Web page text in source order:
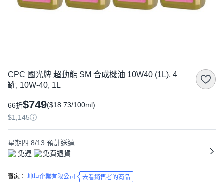
CPC 國光牌 超動能 SM 合成機油 10W40 (1L), 4
罐, 10W-40, 1L
66折$749($18.73/100ml)
$1,145
星期四 8/13 預計送達
免運
免費退貨
賣家： 坤垣企業有限公司
去看銷售者的商品